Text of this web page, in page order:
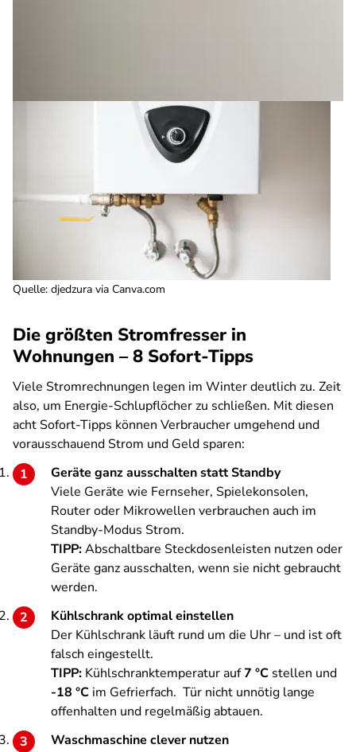
Quelle: djedzura via Canva.com
Die größten Stromfresser in
Wohnungen – 8 Sofort-Tipps
Viele Stromrechnungen legen im Winter deutlich zu. Zeit
also, um Energie-Schlupflöcher zu schließen. Mit diesen
acht Sofort-Tipps können Verbraucher umgehend und
vorausschauend Strom und Geld sparen:
Geräte ganz ausschalten statt Standby
Viele Geräte wie Fernseher, Spielekonsolen,
Router oder Mikrowellen verbrauchen auch im
Standby-Modus Strom.
TIPP:Abschaltbare Steckdosenleisten nutzen oder
Geräte ganz ausschalten, wenn sie nicht gebraucht
werden.
Kühlschrank optimal einstellen
Der Kühlschrank läuft rund um die Uhr – und ist oft
falsch eingestellt.
TIPP: Kühlschranktemperatur auf7 °C stellen und
-18 °C im Gefrierfach. Tür nicht unnötig lange
offenhalten und regelmäßig abtauen.
Waschmaschine clever nutzen